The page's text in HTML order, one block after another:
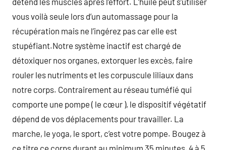
vous voilà seule lors d’un automassage pour la
récupération mais ne l’ingérez pas car elle est
stupéfiant.Notre système inactif est chargé de
détoxiquer nos organes, extorquer les excès, faire
rouler les nutriments et les corpuscule liliaux dans
notre corps. Contrairement au réseau tuméfié qui
comporte une pompe ( le cœur ), le dispositif végétatif
dépend de vos déplacements pour travailler. La
marche, le yoga, le sport, c’est votre pompe. Bougez à
ce titre ce corps durant au minimum 35 minutes, 4 à 5